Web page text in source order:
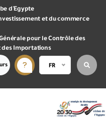
d'Egypte
et du commerce
pour le Contrôle des
des Importations
FR